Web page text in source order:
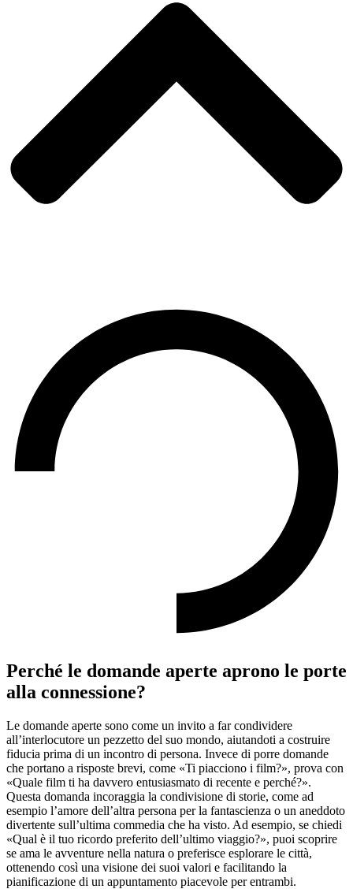
Perché le domande aperte aprono le porte
alla connessione?
Le domande aperte sono come un invito a far condividere
all’interlocutore un pezzetto del suo mondo, aiutandoti a costruire
fiducia prima di un incontro di persona. Invece di porre domande
che portano a risposte brevi, come «Ti piacciono i film?», prova con
«Quale film ti ha davvero entusiasmato di recente e perché?».
Questa domanda incoraggia la condivisione di storie, come ad
esempio l’amore dell’altra persona per la fantascienza o un aneddoto
divertente sull’ultima commedia che ha visto. Ad esempio, se chiedi
«Qual è il tuo ricordo preferito dell’ultimo viaggio?», puoi scoprire
se ama le avventure nella natura o preferisce esplorare le città,
ottenendo così una visione dei suoi valori e facilitando la
pianificazione di un appuntamento piacevole per entrambi.